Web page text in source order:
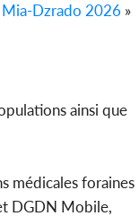
Mia-Dzrado 2026 »
ainsi que
médicales foraines
DGDN Mobile,